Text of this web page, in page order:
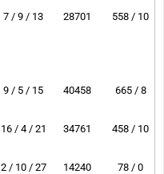
7 / 9 / 13 28701 558 / 10
9 / 5 / 15 40458 665 / 8
16 / 4 / 21 34761 458 / 10
2 / 10 / 27 14240 78 / 0